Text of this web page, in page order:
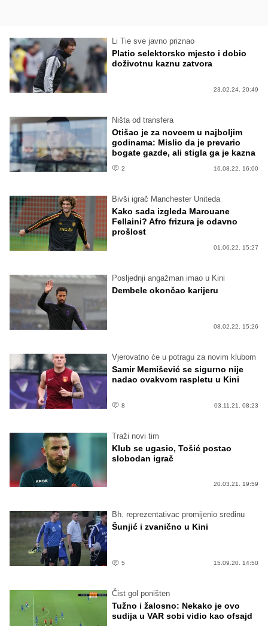
Li Tie sve javno priznao
Platio selektorsko mjesto i dobio
doživotnu kaznu zatvora
23.02.24. 20:49
Ništa od transfera
Otišao je za novcem u najboljim
godinama: Mislio da je prevario
bogate gazde, ali stigla ga je kazna
2 16.08.22. 16:00
Bivši igrač Manchester Uniteda
Kako sada izgleda Marouane
Fellaini? Afro frizura je odavno
prošlost
01.06.22. 15:27
Posljednji angažman imao u Kini
Dembele okončao karijeru
08.02.22. 15:26
Vjerovatno će u potragu za novim klubom
Samir Memišević se sigurno nije
nadao ovakvom raspletu u Kini
8 03.11.21. 08:23
Traži novi tim
Klub se ugasio, Tošić postao
slobodan igrač
20.03.21. 19:59
Bh. reprezentativac promijenio sredinu
Šunjić i zvanično u Kini
5 15.09.20. 14:50
Čist gol poništen
Tužno i žalosno: Nekako je ovo
sudija u VAR sobi vidio kao ofsajd